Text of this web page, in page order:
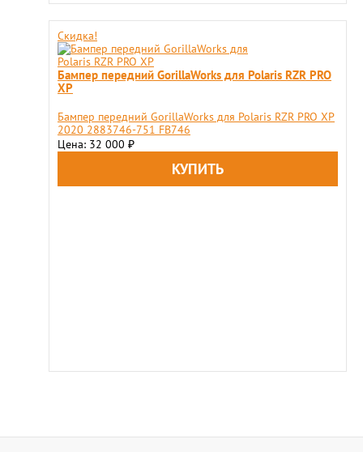
Скидка!
Бампер передний GorillaWorks для Polaris RZR PRO
XP
Бампер передний GorillaWorks для Polaris RZR PRO XP
2020 2883746-751 FB746
Цена: 32 000 ₽